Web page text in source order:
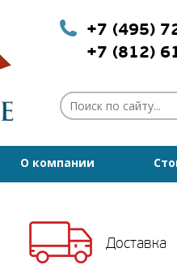
+7 (495)
+7 (812)
О компании
Доставка